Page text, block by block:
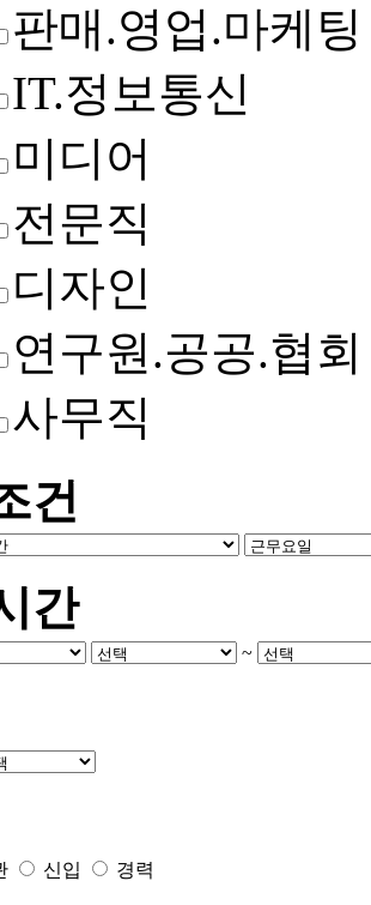
판매.영업.마케팅
IT.정보통신
미디어
전문직
디자인
연구원.공공.협회
사무직
건
간
~
신입 경력